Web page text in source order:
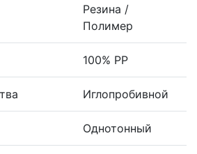
Резина /
Полимер
100% PP
Иглопробивной
Однотонный